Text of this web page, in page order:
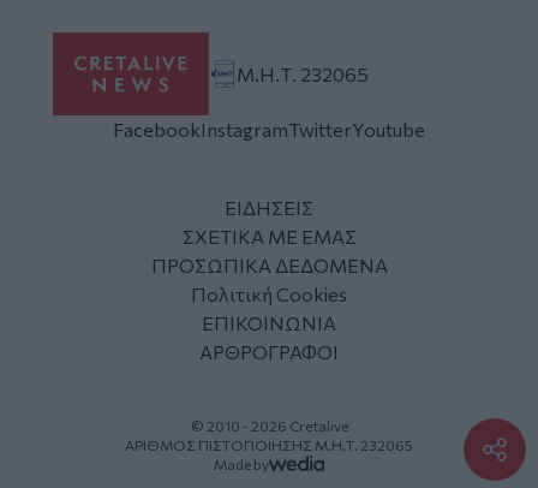
Μ.Η.Τ. 232065
FacebookInstagramTwitterYoutube
ΕΙΔΗΣΕΙΣ
ΣΧΕΤΙΚΑ ΜΕ ΕΜΑΣ
ΠΡΟΣΩΠΙΚΑ ΔΕΔΟΜΕΝΑ
Πολιτική Cookies
ΕΠΙΚΟΙΝΩΝΙΑ
ΑΡΘΡΟΓΡΑΦΟΙ
© 2010 - 2026 Cretalive
ΑΡΙΘΜΟΣ ΠΙΣΤΟΠΟΙΗΣΗΣ Μ.Η.Τ. 232065
Made by